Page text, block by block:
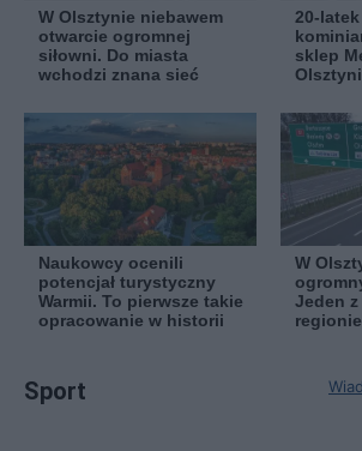
W Olsztynie niebawem
otwarcie ogromnej
siłowni. Do miasta
wchodzi znana sieć
20-latek
sklep
Naukowcy ocenili
potencjał turystyczny
Warmii. To pierwsze takie
opracowanie w historii
W
Jeden
regionie
Sport